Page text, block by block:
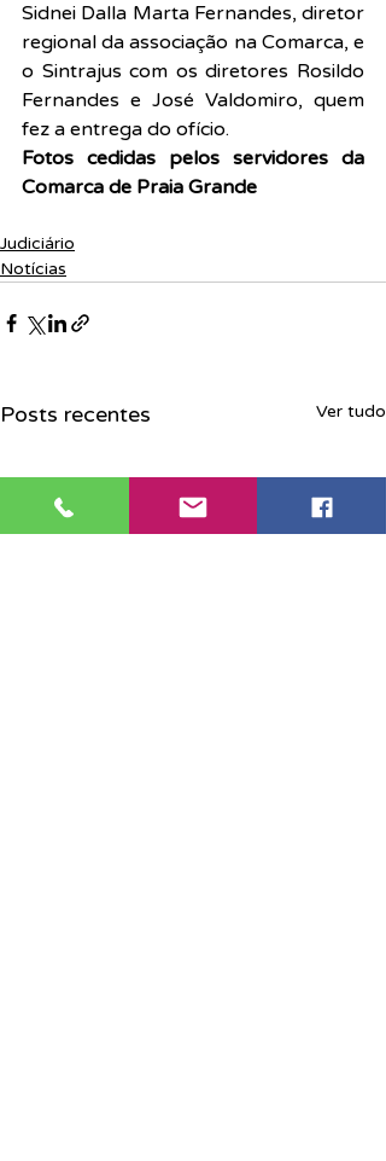
Sidnei Dalla Marta Fernandes, diretor
regional da associação na Comarca, e
o Sintrajus com os diretores Rosildo
Fernandes e José Valdomiro, quem
fez a entrega do ofício.
Fotos cedidas pelos servidores da
Comarca de Praia Grande
Judiciário
Notícias
Posts recentes Ver tudo